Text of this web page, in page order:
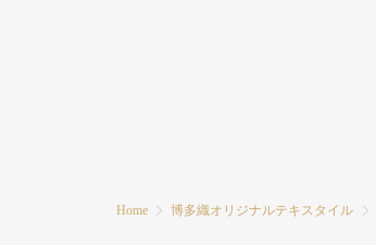
Home 博多織オリジナルテキスタイル